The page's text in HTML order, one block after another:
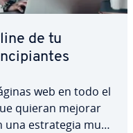
de tu
web en todo el
quieran mejorar
una es­tra­te­gia muy